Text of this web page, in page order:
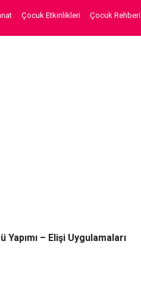
Çocuk Etkinlikleri Çocuk Rehberi
– Elişi Uygulamaları